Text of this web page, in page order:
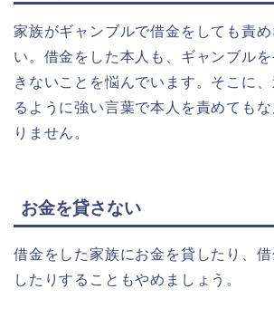
家族がギャンブルで借金をしても責め
い。借金をした本人も、ギャンブル
きないことを悩んでいます。そこに
るように強い言葉で本人を責めても
りません。
お金を貸さない
借金をした家族にお金を貸したり、
したりすることもやめましょう。